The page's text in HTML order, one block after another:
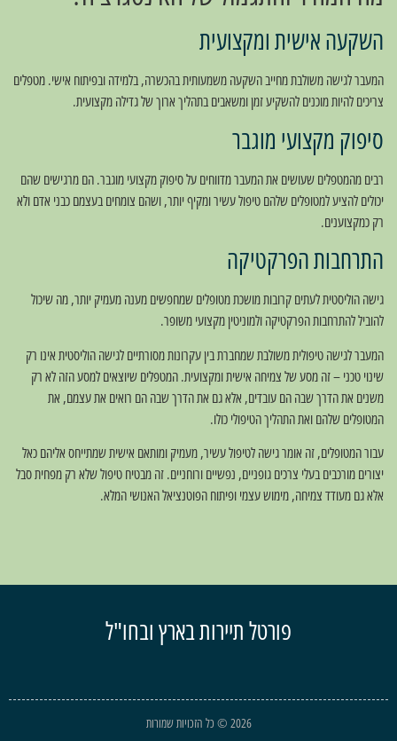
השקעה אישית ומקצועית
המעבר לגישה משולבת מחייב השקעה משמעותית בהכשרה, בלמידה ובפיתוח אישי. מטפלים
צריכים להיות מוכנים להשקיע זמן ומשאבים בתהליך ארוך של גדילה מקצועית.
סיפוק מקצועי מוגבר
רבים מהמטפלים שעושים את המעבר מדווחים על סיפוק מקצועי מוגבר. הם מרגישים שהם
יכולים להציע למטופלים שלהם טיפול עשיר ומקיף יותר, ושהם צומחים בעצמם כבני אדם ולא
רק כמקצוענים.
התרחבות הפרקטיקה
גישה הוליסטית לעתים קרובות מושכת מטופלים שמחפשים מענה מעמיק יותר, מה שיכול
להוביל להתרחבות הפרקטיקה ולמוניטין מקצועי משופר.
המעבר לגישה טיפולית משולבת שמחברת בין עקרונות מסורתיים לגישה הוליסטית אינו רק
שינוי טכני – זה מסע של צמיחה אישית ומקצועית. המטפלים שיוצאים למסע הזה לא רק
משנים את הדרך שבה הם עובדים, אלא גם את הדרך שבה הם רואים את עצמם, את
המטופלים שלהם ואת התהליך הטיפולי כולו.
עבור המטופלים, זה אומר גישה לטיפול עשיר, מעמיק ומותאם אישית שמתייחס אליהם כאל
יצורים מורכבים בעלי צרכים גופניים, נפשיים ורוחניים. זה מבטיח טיפול שלא רק מפחית סבל
אלא גם מעודד צמיחה, מימוש עצמי ופיתוח הפוטנציאל האנושי המלא.
פורטל תיירות בארץ ובחו"ל
2026 © כל הזכויות שמורות